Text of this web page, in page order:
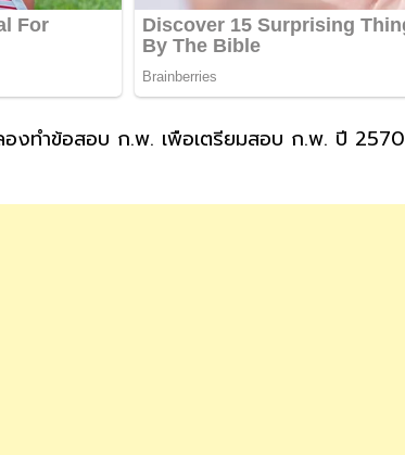
งทำข้อสอบ ก.พ. เพื่อเตรียมสอบ ก.พ. ปี 2570